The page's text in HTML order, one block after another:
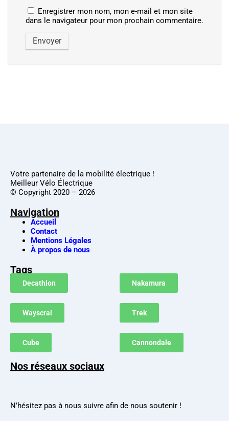
Enregistrer mon nom, mon e-mail et mon site
dans le navigateur pour mon prochain commentaire.
Votre partenaire de la mobilité électrique !
Meilleur Vélo Électrique
© Copyright 2020 – 2026
Navigation
Accueil
Contact
Mentions Légales
À propos de nous
Tags
Decathlon Nakamura
Wayscral Trek
Cube Cannondale
Nos réseaux sociaux
N’hésitez pas à nous suivre afin de nous soutenir !